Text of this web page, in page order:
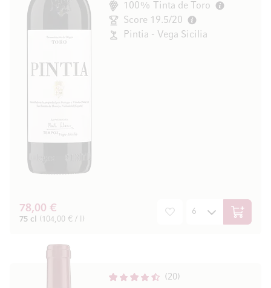
100% Tinta de Toro
Score 19.5/20
Pintia - Vega Sicilia
78,00 €
75 cl (104,00 € / l) In den
20